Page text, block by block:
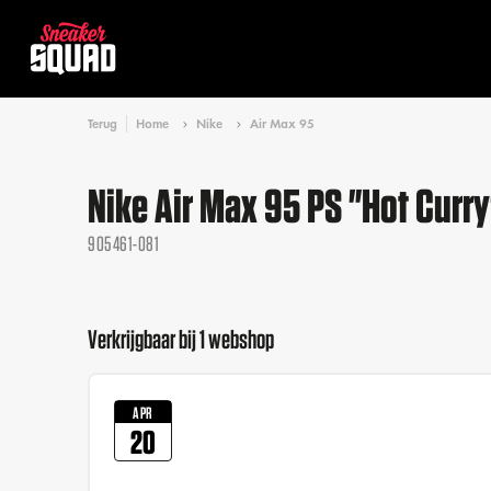
Terug Home Nike Air Max 95
Nike Air Max 95 PS "Hot
905461-081
Verkrijgbaar bij 1 webshop
APR
20